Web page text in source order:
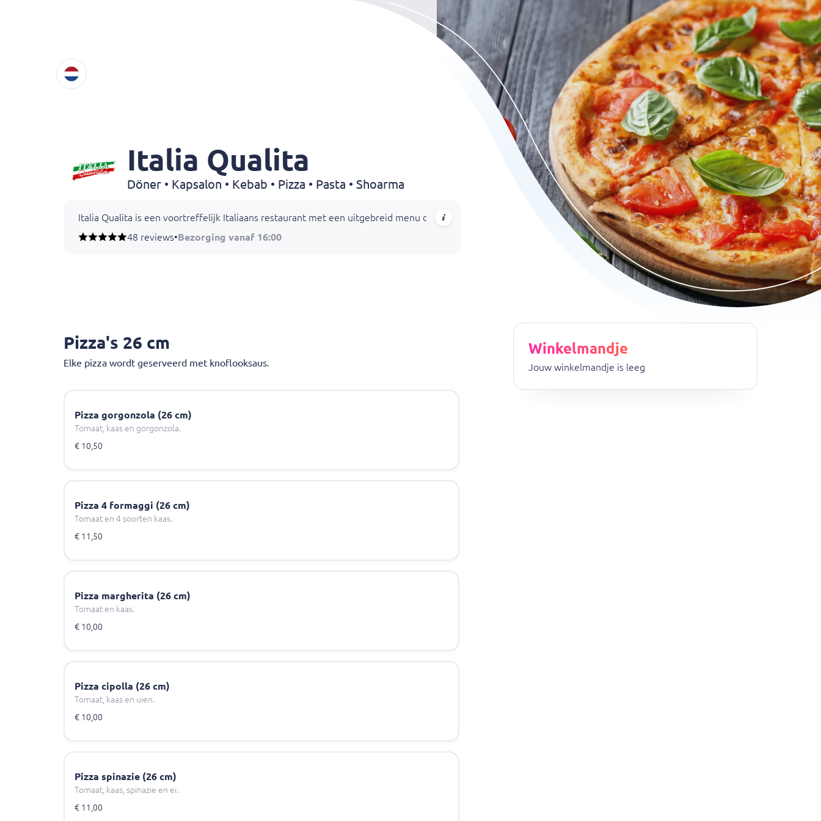
Italia Qualita
Döner • Kapsalon • Kebab • Pizza • Pasta • Shoarma
Italia Qualita is een voortreffelijk Italiaans restaurant met een uitgebreid menu dat pizza's, calzone, pasta al forno, pasta's, kapsalon en durum biedt. Geniet van
48 reviews•Bezorging vanaf 16:00
Pizza's 26 cm
Elke pizza wordt geserveerd met knoflooksaus.
Pizza gorgonzola (26 cm)
Tomaat, kaas en gorgonzola.
€ 10,50
Pizza 4 formaggi (26 cm)
Tomaat en 4 soorten kaas.
€ 11,50
Pizza margherita (26 cm)
Tomaat en kaas.
€ 10,00
Pizza cipolla (26 cm)
Tomaat, kaas en uien.
€ 10,00
Pizza spinazie (26 cm)
Tomaat, kaas, spinazie en ei.
€ 11,00
Winkelmandje
Jouw winkelmandje is leeg